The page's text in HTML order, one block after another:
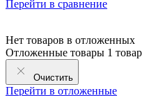
Перейти в сравнение
Нет товаров в отложенных
Отложенные товары 1 товар
Очистить
Перейти в отложенные